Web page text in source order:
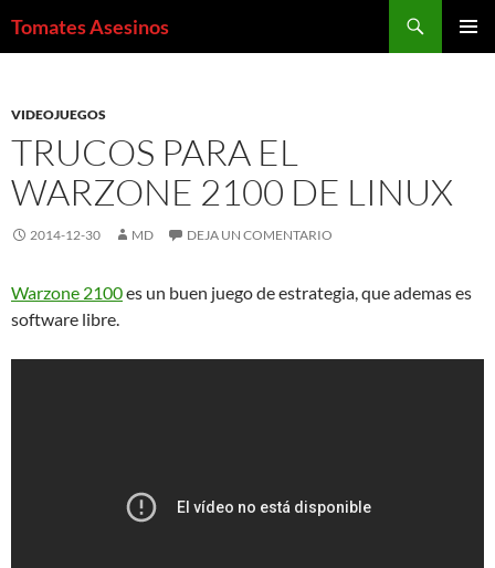
Tomates Asesinos
VIDEOJUEGOS
TRUCOS PARA EL
WARZONE 2100 DE LINUX
2014-12-30 MD DEJA UN COMENTARIO
Warzone 2100es un buen juego de estrategia, que ademas es
software libre.